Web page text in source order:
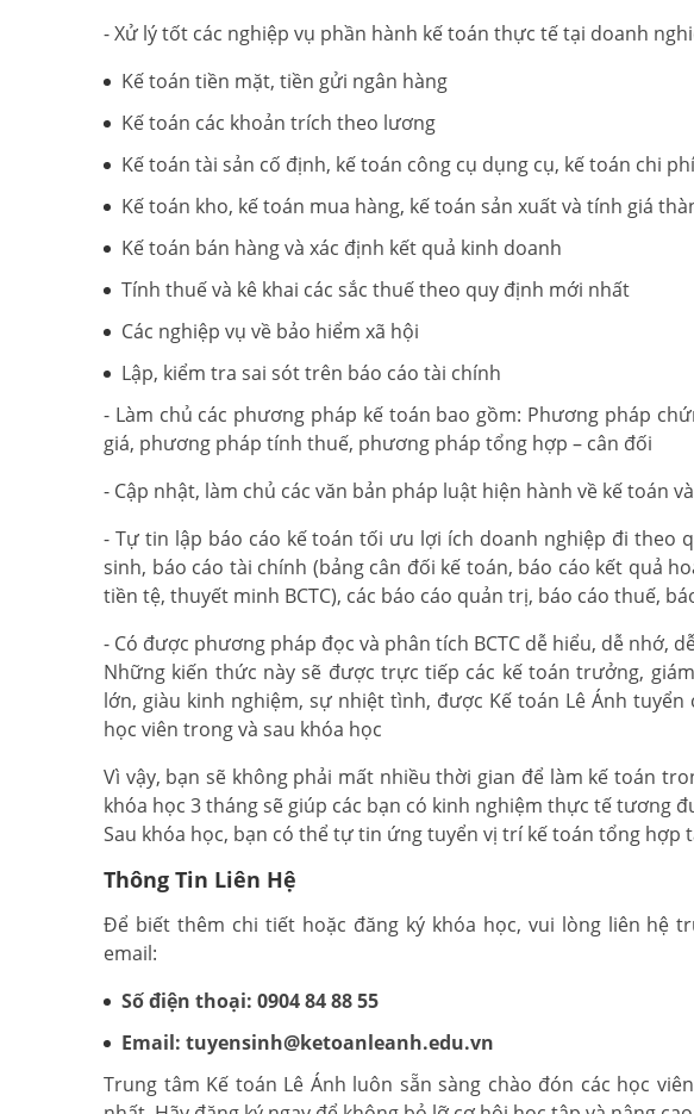
- Xử lý tốt các nghiệp vụ phần hành kế toán thực tế tại doanh
Kế toán tiền mặt, tiền gửi ngân hàng
Kế toán các khoản trích theo lương
Kế toán tài sản cố định, kế toán công cụ dụng cụ, kế toán chi
Kế toán kho, kế toán mua hàng, kế toán sản xuất và tính giá
Kế toán bán hàng và xác định kết quả kinh doanh
Tính thuế và kê khai các sắc thuế theo quy định mới nhất
Các nghiệp vụ về bảo hiểm xã hội
Lập, kiểm tra sai sót trên báo cáo tài chính
- Làm chủ các phương pháp kế toán bao gồm: Phương pháp
giá, phương pháp tính thuế, phương pháp tổng hợp – cân đối
- Cập nhật, làm chủ các văn bản pháp luật hiện hành về kế toán
- Tự tin lập báo cáo kế toán tối ưu lợi ích doanh nghiệp đi theo
sinh, báo cáo tài chính (bảng cân đối kế toán, báo cáo kết quả
tiền tệ, thuyết minh BCTC), các báo cáo quản trị, báo cáo thuế,
- Có được phương pháp đọc và phân tích BCTC dễ hiểu, dễ nhớ,
Những kiến thức này sẽ được trực tiếp các kế toán trưởng,
lớn, giàu kinh nghiệm, sự nhiệt tình, được Kế toán Lê Ánh
học viên trong và sau khóa học
Vì vậy, bạn sẽ không phải mất nhiều thời gian để làm kế toán
khóa học 3 tháng sẽ giúp các bạn có kinh nghiệm thực tế tương
Sau khóa học, bạn có thể tự tin ứng tuyển vị trí kế toán tổng hợp
Thông Tin Liên Hệ
Để biết thêm chi tiết hoặc đăng ký khóa học, vui lòng liên hệ
email:
Số điện thoại: 0904 84 88 55
Email: tuyensinh@ketoanleanh.edu.vn
Trung tâm Kế toán Lê Ánh luôn sẵn sàng chào đón các học